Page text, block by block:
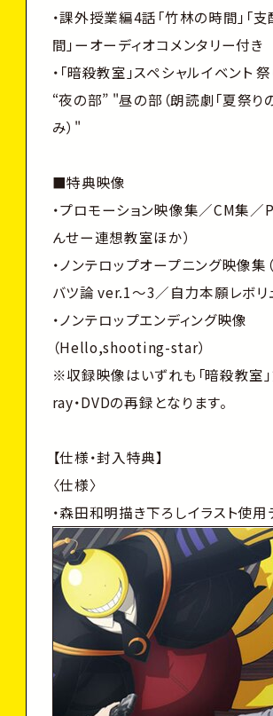
・課外授業編4話「竹林の時間」「
間」ーオーディオコメンタリー付き
・「暗殺教室」スペシャルイベント
“夜の部” "昼の部（朗読劇「夏祭り
み）"
■特典映像
・プロモーション映像集／CM集／
んせー連想教室ほか）
・ノンテロップオープニング映像集
バツ論 ver.1～3／自力本願レボリ
・ノンテロップエンディング映像
（Hello,shooting-star）
※収録映像はいずれも「暗殺教室
ray・DVDの再録となります。
【仕様・封入特典】
〈仕様〉
・森田和明描き下ろしイラスト使用